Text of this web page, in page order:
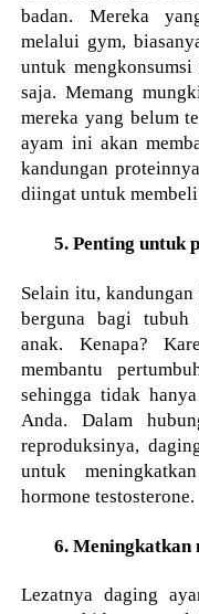
badan. Mereka
melalui gym,
untuk
saja. Memang
mereka yang belum
ayam ini akan
kandungan
diingat untuk
5. Penting untuk
Selain itu,
berguna bagi tubuh
anak. Kenapa?
membantu
sehingga tidak
Anda. Dalam
reproduksinya,
untuk
hormone testosterone.
6. Meningkatkan
Lezatnya daging